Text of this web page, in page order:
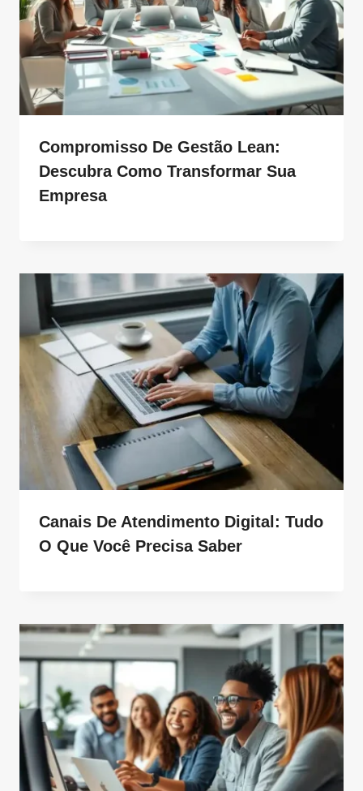
Compromisso De Gestão Lean:
Descubra Como Transformar Sua
Empresa
Canais De Atendimento Digital: Tudo
O Que Você Precisa Saber